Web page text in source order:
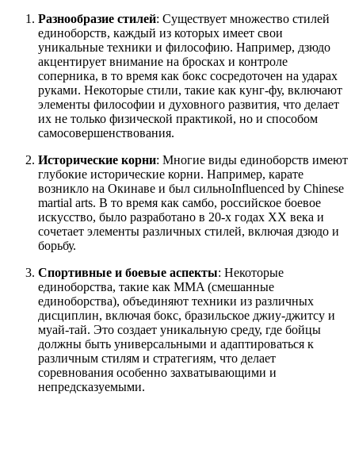
Разнообразие стилей: Существует множество стилей
единоборств, каждый из которых имеет свои
уникальные техники и философию. Например, дзюдо
акцентирует внимание на бросках и контроле
соперника, в то время как бокс сосредоточен на ударах
руками. Некоторые стили, такие как кунг-фу, включают
элементы философии и духовного развития, что делает
их не только физической практикой, но и способом
самосовершенствования.
Исторические корни: Многие виды единоборств имеют
глубокие исторические корни. Например, карате
возникло на Окинаве и был сильноInfluenced by Chinese
martial arts. В то время как самбо, российское боевое
искусство, было разработано в 20-х годах XX века и
сочетает элементы различных стилей, включая дзюдо и
борьбу.
Спортивные и боевые аспекты: Некоторые
единоборства, такие как MMA (смешанные
единоборства), объединяют техники из различных
дисциплин, включая бокс, бразильское джиу-джитсу и
муай-тай. Это создает уникальную среду, где бойцы
должны быть универсальными и адаптироваться к
различным стилям и стратегиям, что делает
соревнования особенно захватывающими и
непредсказуемыми.